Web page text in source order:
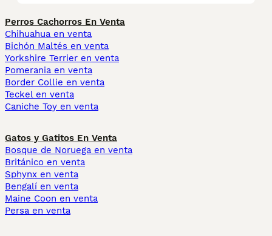
Perros Cachorros En Venta
Chihuahua en venta
Bichón Maltés en venta
Yorkshire Terrier en venta
Pomerania en venta
Border Collie en venta
Teckel en venta
Caniche Toy en venta
Gatos y Gatitos En Venta
Bosque de Noruega en venta
Británico en venta
Sphynx en venta
Bengalí en venta
Maine Coon en venta
Persa en venta